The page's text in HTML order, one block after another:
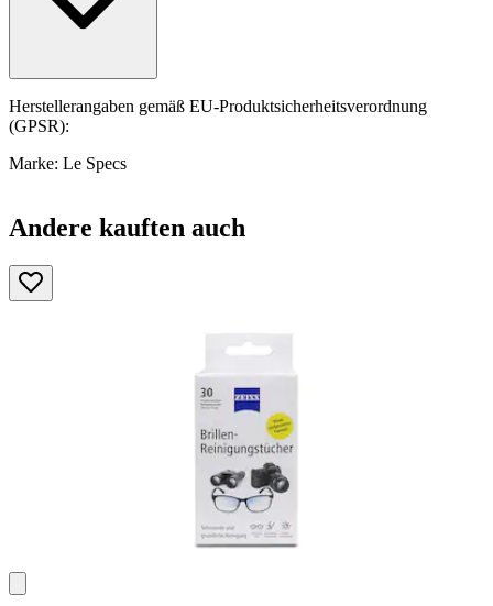
Herstellerangaben gemäß EU-Produktsicherheitsverordnung
(GPSR):
Marke: Le Specs
Andere kauften auch